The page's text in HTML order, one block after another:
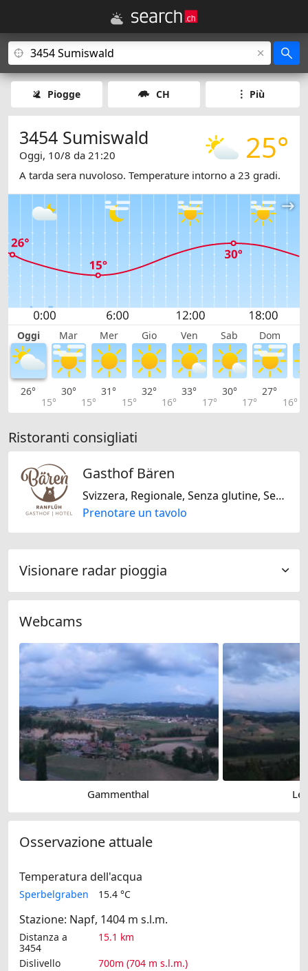
Piogge CH Più
25°
3454 Sumiswald
Oggi, 10/8 da 21:20
A tarda sera nuvoloso. Temperature intorno a 23 gradi.
Oggi Mar Mer Gio Ven Sab Dom
26°
15°
30°
15°
31°
15°
32°
16°
33°
17°
30°
17°
27°
16°
Ristoranti consigliati
Gasthof Bären
Svizzera, Regionale, Senza glutine, Senza lattosio
Prenotare un tavolo
Visionare radar pioggia
Webcams
Gammenthal
Osservazione attuale
Temperatura dell'acqua
Sperbelgraben 15.4 °C
Stazione: Napf, 1404 m s.l.m.
Distanza a
3454
15.1 km
Dislivello
700m (704 m s.l.m.)